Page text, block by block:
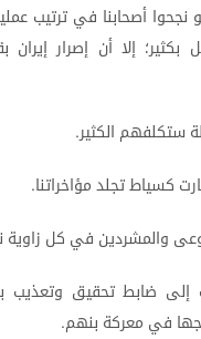
نجحوا أصحابنا في ترتيب
بكثير؛ إلا أن إصرار إيران
ستكلفهم الكثير.
كسياطتجلدمؤاخراتنا.
والمشردين في كل زاوية
إلى ضابط تحقيق وتعذيب
في معركة بنهم.